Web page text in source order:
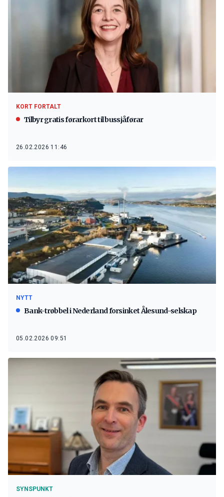
KORT FORTALT
Tilbyr gratis førarkort til bussjåførar
26.02.2026 11:46
NYTT
Bank-trøbbel i Nederland forsinket Ålesund-selskap
05.02.2026 09:51
SYNSPUNKT